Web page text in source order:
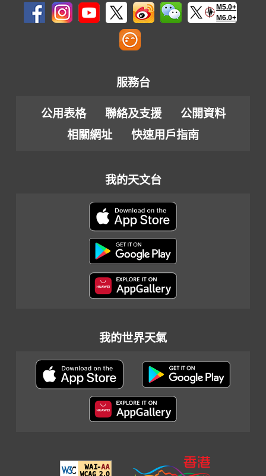
M5.0+
M6.0+
服務台
公用表格 聯絡及支援
公開資料
相關網址
快速用戶指南
我的天文台
我的世界天氣